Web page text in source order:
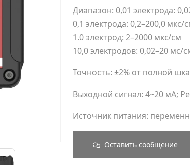
Диапазон: 0,01 электрода:
0,1 электрода: 0,2–200,0 мкс/
1.0 электрод: 2–2000 мкс/см
10,0 электродов: 0,02–20 мс/
Точность: ±2% от полной
Выходной сигнал: 4~20 мА;
Источник питания:
Оставить сообщение